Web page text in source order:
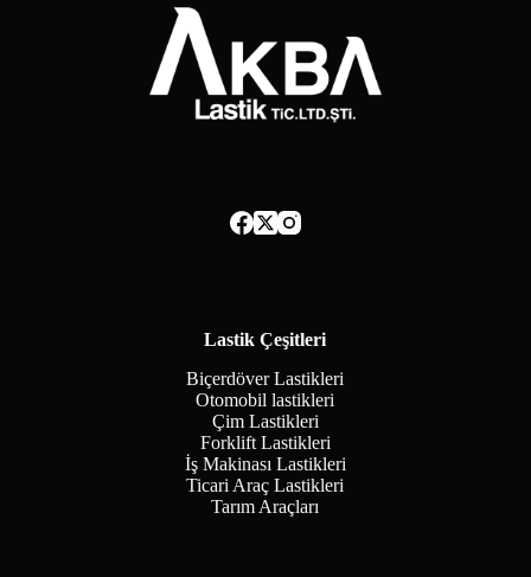
Lastik Çeşitleri
Biçerdöver Lastikleri
Otomobil lastikleri
Çim Lastikleri
Forklift Lastikleri
İş Makinası Lastikleri
Ticari Araç Lastikleri
Tarım Araçları